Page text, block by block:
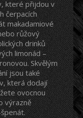
které přijdou v
čerpacích
makadamiové
růžový
drinků
limonád –
Skvělým
jsou také
která dodají
ovocnou
výrazně